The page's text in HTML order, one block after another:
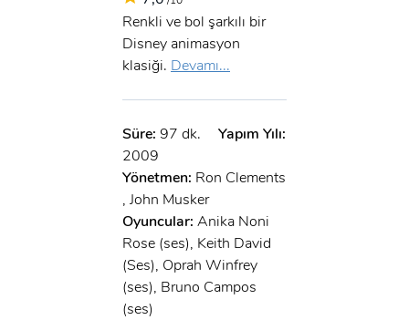
Renkli ve bol şarkılı bir
Disney animasyon
klasiği. Devamı...
Süre: 97 dk.
Yapım Yılı:
2009
Yönetmen: Ron Clements
, John Musker
Oyuncular: Anika Noni
Rose (ses), Keith David
(Ses), Oprah Winfrey
(ses), Bruno Campos
(ses)